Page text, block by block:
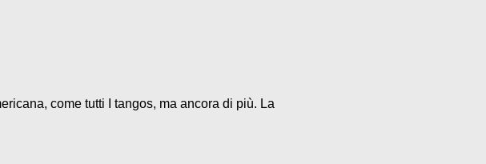
come tutti I tangos, ma ancora di più. La